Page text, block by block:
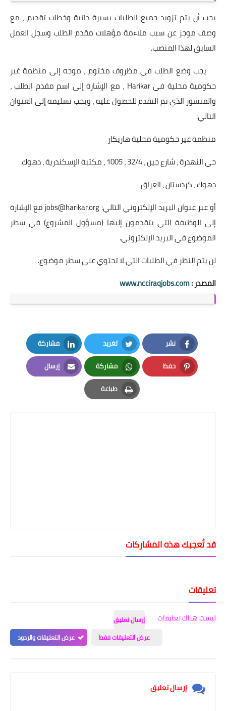
يجب أن يتم تزويد جميع الطلبات بسيرة ذاتية وخطاب تقديم ، مع
وصف موجز عن سبب ملاءمة مؤهلات مقدم الطلب وسجل العمل
السابق لهذا المنصب.
يجب وضع الطلب في مظروف مختوم ، موجه إلى منظمة غير
حكومية محلية في Harikar ، مع الإشارة إلى اسم مقدم الطلب ،
والمنشور الذي تم التقدم للحصول عليه ، ويجب تسليمه إلى العنوان
التالي:
منظمة غير حكومية محلية هاريكار
حي النهدرة ، شارع جين ، 32/4 ، 1005 ، مكتبة الإسكندرية ، دهوك.
دهوك ، كردستان ، العراق
أو عبر عنوان البريد الإلكتروني التالي:jobs@harikar.orgمع الإشارة
إلى الوظيفة التي يتقدمون إليها (مسؤول المشروع) في سطر
الموضوع في البريد الإلكتروني.
لن يتم النظر في الطلبات التي لا تحتوي على سطر موضوع.
المصدر :www.ncciraqjobs.com
نشر
Facebook
تغريد
Twitter
مشاركة
LinkedIn
حفظ
Pinterest
مشاركة
Whatsapp
إرسال
Email
طباعة
Print
قد تُعجبك هذه المشاركات
تعليقات
ليست هناك تعليقات
إرسال تعليق
عرض التعليقات فقط
عرض التعليقات والردود
إرسال تعليق